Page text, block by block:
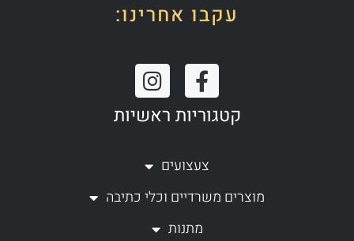
עקבו אחרינו:
F
a
c
b
o
k
I
n
s
a
r
a
קטגוריות ראשיות
צעצועים
מוצרים משרדיים וכלי כתיבה
מתנות